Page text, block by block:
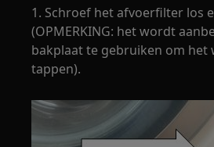
1. Schroef het afvoerfilter los
(OPMERKING: het wordt
bakplaat te gebruiken om het
tappen).